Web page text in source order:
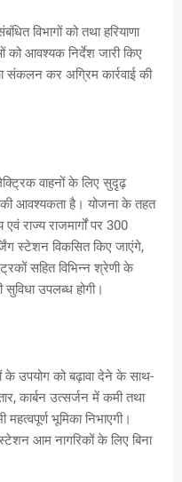
विभागों को तथा हरियाणा
को आवश्यक निर्देश जारी किए
संकलन कर अग्रिम कार्रवाई की
वाहनों के लिए सुदृढ़
की आवश्यकता है। योजना के तहत
राज्य राजमार्गों पर 300
स्टेशन विकसित किए जाएंगे,
ट्रकों सहित विभिन्न श्रेणी के
उपलब्ध होगी।
के उपयोग को बढ़ावा देने के साथ-
कार्बन उत्सर्जन में कमी तथा
भूमिका निभाएगी।
स्टेशन आम नागरिकों के लिए बिना